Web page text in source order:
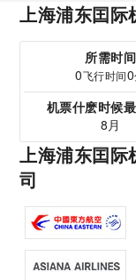
上海浦东囯际
所需时间
0飞行时间0
机票什麽时候
8月
上海浦东囯际
司